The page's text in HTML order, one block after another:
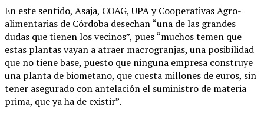
En este sentido, Asaja, COAG, UPA y Cooperativas Agro-
alimentarias de Córdoba desechan “una de las grandes
dudas que tienen los vecinos”, pues “muchos temen que
estas plantas vayan a atraer macrogranjas, una posibilidad
que no tiene base, puesto que ninguna empresa construye
una planta de biometano, que cuesta millones de euros, sin
tener asegurado con antelación el suministro de materia
prima, que ya ha de existir”.